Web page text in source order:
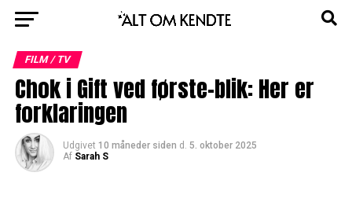
FILM / TV
Chok i Gift ved første-blik: Her er
forklaringen
Udgivet 10 måneder siden d. 5. oktober 2025
Af Sarah S